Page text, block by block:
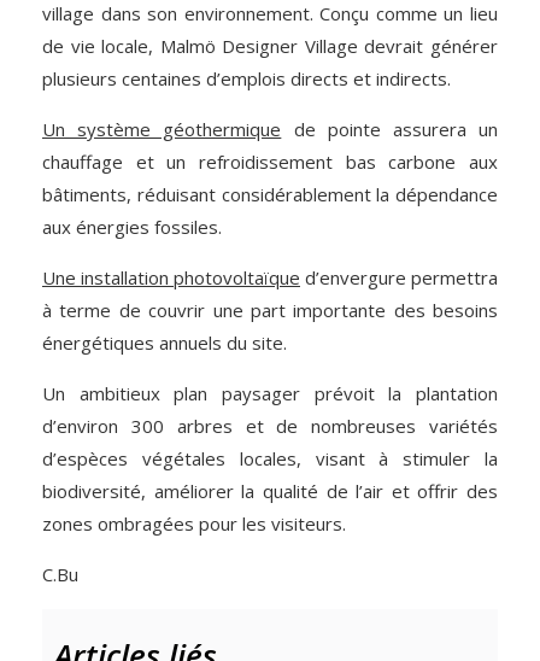
village dans son environnement. Conçu comme un lieu
de vie locale, Malmö Designer Village devrait générer
plusieurs centaines d’emplois directs et indirects.
Un système géothermique de pointe assurera un
chauffage et un refroidissement bas carbone aux
bâtiments, réduisant considérablement la dépendance
aux énergies fossiles.
Une installation photovoltaïque d’envergure permettra
à terme de couvrir une part importante des besoins
énergétiques annuels du site.
Un ambitieux plan paysager prévoit la plantation
d’environ 300 arbres et de nombreuses variétés
d’espèces végétales locales, visant à stimuler la
biodiversité, améliorer la qualité de l’air et offrir des
zones ombragées pour les visiteurs.
C.Bu